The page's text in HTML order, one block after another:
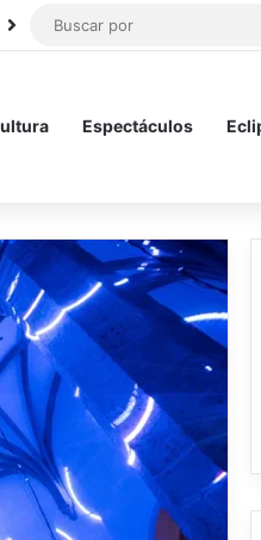
BlueSky
Espectáculos